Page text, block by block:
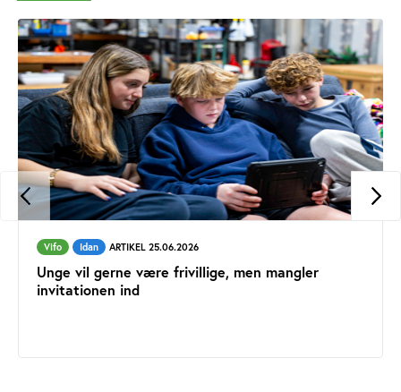
Vifo Idan ARTIKEL 25.06.2026
Unge vil gerne være frivillige, men mangler
invitationen ind